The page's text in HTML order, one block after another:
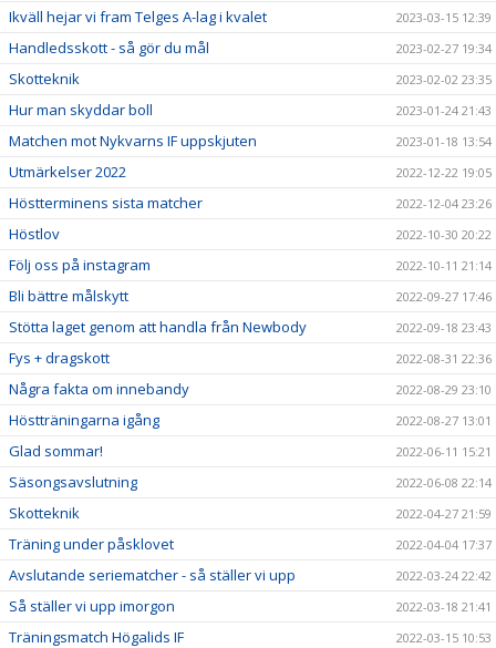
Ikväll hejar vi fram Telges A-lag i kvalet 2023-03-15 12:39
Handledsskott - så gör du mål 2023-02-27 19:34
Skotteknik 2023-02-02 23:35
Hur man skyddar boll 2023-01-24 21:43
Matchen mot Nykvarns IF uppskjuten 2023-01-18 13:54
Utmärkelser 2022 2022-12-22 19:05
Höstterminens sista matcher 2022-12-04 23:26
Höstlov 2022-10-30 20:22
Följ oss på instagram 2022-10-11 21:14
Bli bättre målskytt 2022-09-27 17:46
Stötta laget genom att handla från Newbody 2022-09-18 23:43
Fys + dragskott 2022-08-31 22:36
Några fakta om innebandy 2022-08-29 23:10
Höstträningarna igång 2022-08-27 13:01
Glad sommar! 2022-06-11 15:21
Säsongsavslutning 2022-06-08 22:14
Skotteknik 2022-04-27 21:59
Träning under påsklovet 2022-04-04 17:37
Avslutande seriematcher - så ställer vi upp 2022-03-24 22:42
Så ställer vi upp imorgon 2022-03-18 21:41
Träningsmatch Högalids IF 2022-03-15 10:53